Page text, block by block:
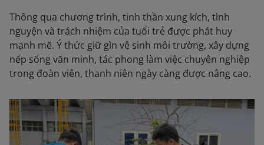
Thông qua chương trình, tinh thần xung kích, tình
nguyện và trách nhiệm của tuổi trẻ được phát huy
mạnh mẽ. Ý thức giữ gìn vệ sinh môi trường, xây dựng
nếp sống văn minh, tác phong làm việc chuyên nghiệp
trong đoàn viên, thanh niên ngày càng được nâng cao.